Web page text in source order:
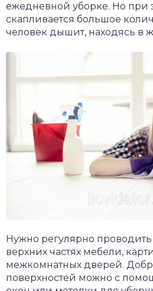
ежедневной уборке. Но при
скапливается большое
человек дышит, находясь в
Нужно регулярно
верхних частях мебели,
межкомнатных дверей.
поверхностей можно с